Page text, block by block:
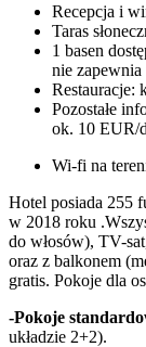
Recepcja i
Taras
1 basen
nie
Restauracje:
Pozostałe
ok. 10 EUR/
Wi-fi na
Hotel posiada 255
w 2018 roku
do włosów), TV-
oraz z balkonem
gratis. Pokoje dla
-Pokoje
układzie 2+2).